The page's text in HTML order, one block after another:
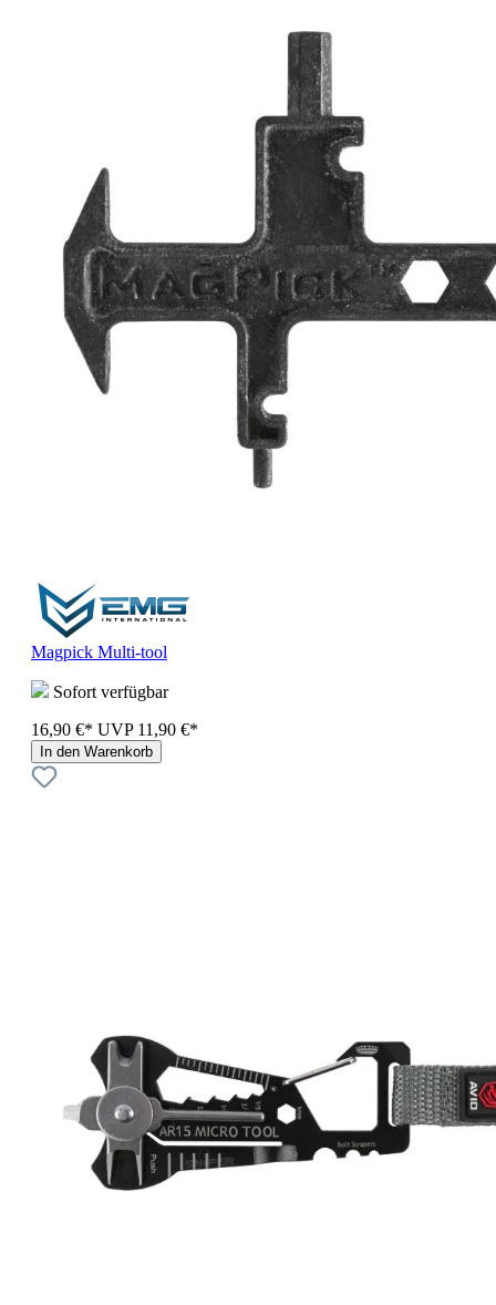
Magpick Multi-tool
Sofort verfügbar
16,90 €* UVP 11,90 €*
In den Warenkorb